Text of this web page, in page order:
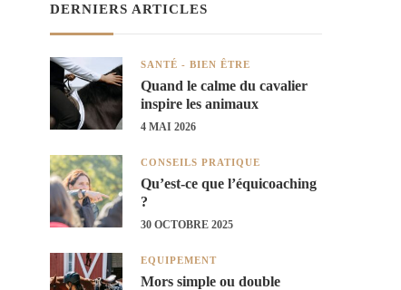
DERNIERS ARTICLES
SANTÉ - BIEN ÊTRE
Quand le calme du cavalier
inspire les animaux
4 MAI 2026
CONSEILS PRATIQUE
Qu’est-ce que l’équicoaching
?
30 OCTOBRE 2025
EQUIPEMENT
Mors simple ou double